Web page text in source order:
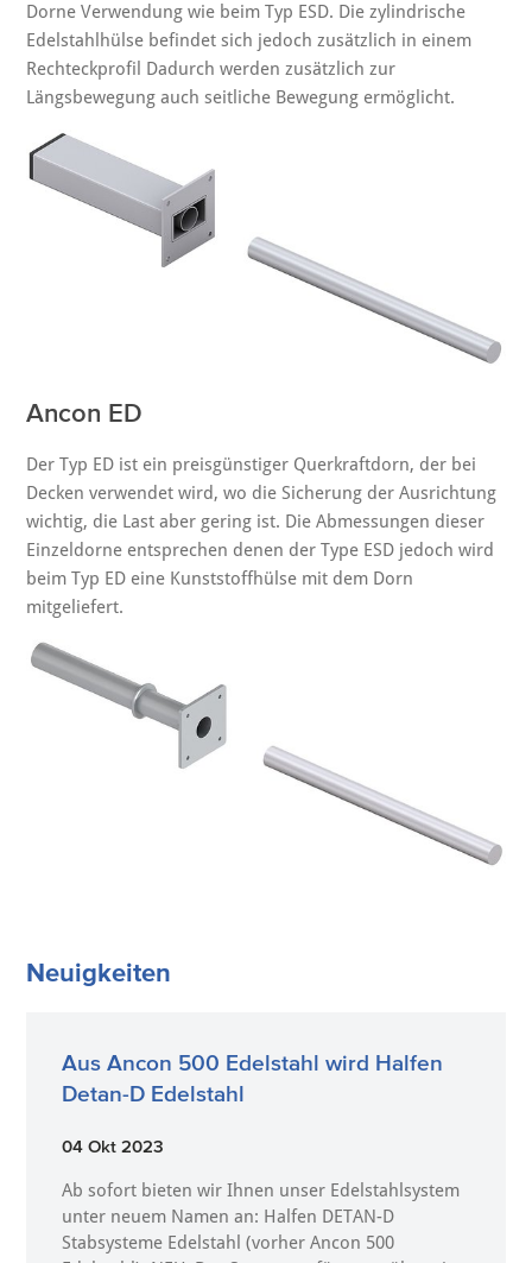
Dorne Verwendung wie beim Typ ESD. Die zylindrische
Edelstahlhülse befindet sich jedoch zusätzlich in einem
Rechteckprofil Dadurch werden zusätzlich zur
Längsbewegung auch seitliche Bewegung ermöglicht.
Ancon ED
Der Typ ED ist ein preisgünstiger Querkraftdorn, der bei
Decken verwendet wird, wo die Sicherung der Ausrichtung
wichtig, die Last aber gering ist. Die Abmessungen dieser
Einzeldorne entsprechen denen der Type ESD jedoch wird
beim Typ ED eine Kunststoffhülse mit dem Dorn
mitgeliefert.
Neuigkeiten
Aus Ancon 500 Edelstahl wird Halfen
Detan-D Edelstahl
04 Okt 2023
Ab sofort bieten wir Ihnen unser Edelstahlsystem
unter neuem Namen an: Halfen DETAN-D
Stabsysteme Edelstahl (vorher Ancon 500